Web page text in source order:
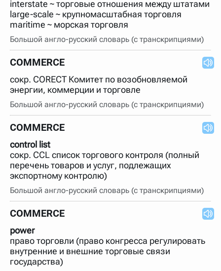
interstate ~ торговые отношения между штатами
large-scale ~ крупномасштабная торговля
maritime ~ морская торговля
Большой англо-русский словарь (с транскрипциями)
COMMERCE
сокр. CORECT Комитет по возобновляемой
энергии, коммерции и торговле
Большой англо-русский словарь (с транскрипциями)
COMMERCE
control list
сокр. CCL список торгового контроля (полный
перечень товаров и услуг, подлежащих
экспортному контролю)
Большой англо-русский словарь (с транскрипциями)
COMMERCE
power
право торговли (право конгресса регулировать
внутренние и внешние торговые связи
государства)